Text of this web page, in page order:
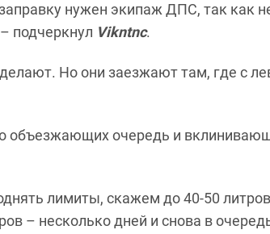
нужен экипаж ДПС, так как
подчеркнул Vikntnc.
Но они заезжают там, где с
объезжающих очередь и
лимиты, скажем до 40-50
– несколько дней и снова в